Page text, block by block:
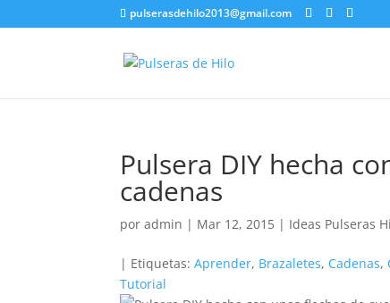
pulserasdehilo2013@gmail.com
Pulsera DIY hecha
cadenas
poradmin | Mar 12, 2015 | Ideas Pulseras
| Etiquetas:Aprender, Brazaletes, Cadenas,
Tutorial